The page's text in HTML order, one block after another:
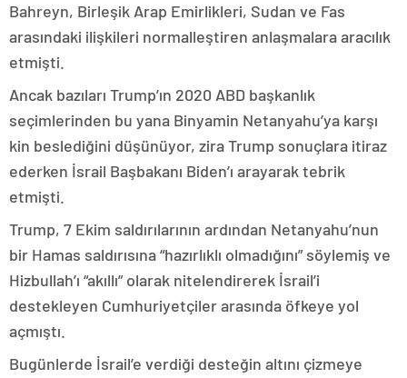
Bahreyn, Birleşik Arap Emirlikleri, Sudan ve Fas
arasındaki ilişkileri normalleştiren anlaşmalara aracılık
etmişti.
Ancak bazıları Trump’ın 2020 ABD başkanlık
seçimlerinden bu yana Binyamin Netanyahu’ya karşı
kin beslediğini düşünüyor, zira Trump sonuçlara itiraz
ederken İsrail Başbakanı Biden’ı arayarak tebrik
etmişti.
Trump, 7 Ekim saldırılarının ardından Netanyahu’nun
bir Hamas saldırısına “hazırlıklı olmadığını” söylemiş ve
Hizbullah’ı “akıllı” olarak nitelendirerek İsrail’i
destekleyen Cumhuriyetçiler arasında öfkeye yol
açmıştı.
Bugünlerde İsrail’e verdiği desteğin altını çizmeye